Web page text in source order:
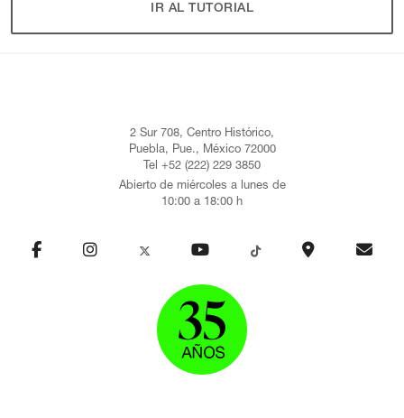
IR AL TUTORIAL
2 Sur 708, Centro Histórico,
Puebla, Pue., México 72000
Tel +52 (222) 229 3850
Abierto de miércoles a lunes de
10:00 a 18:00 h